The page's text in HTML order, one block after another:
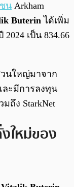
น Arkham
Buterin ได้เพิ่ม
เป็น 834.66
นใหญ่มาจาก
ละมีการลงทุน
ถึง StarkNet
ใหม่ของ